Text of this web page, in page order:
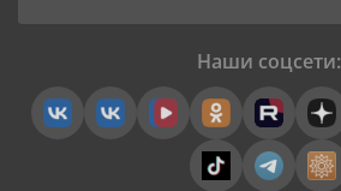
Наши соцсети: